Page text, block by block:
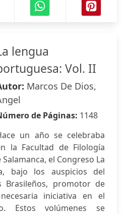
lengua
Vol. II
Marcos De Dios,
de Páginas: 1148
un año se celebraba
la Facultad de Filología
el Congreso La
bajo los auspicios del
Brasileños, promotor de
iniciativa en el
Estos volúmenes se